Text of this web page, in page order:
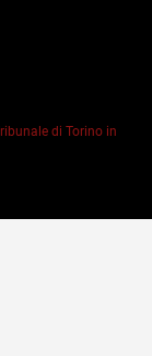
di Torino in